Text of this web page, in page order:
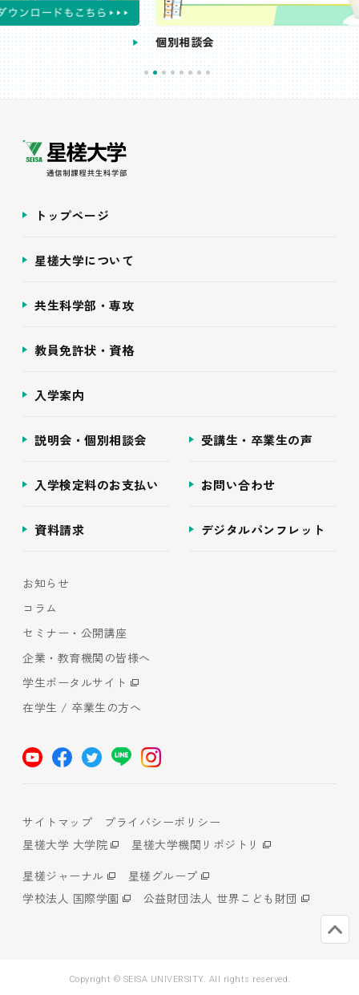
個別相談会
トップページ
星槎大学について
共生科学部・専攻
教員免許状・資格
入学案内
説明会・個別相談会 受講生・卒業生の声
入学検定料のお支払い お問い合わせ
資料請求 デジタルパンフレット
お知らせ
コラム
セミナー・公開講座
企業・教育機関の皆様へ
学生ポータルサイト
在学生 / 卒業生の方へ
サイトマップ
プライバシーポリシー
星槎大学 大学院
星槎大学機関リポジトリ
星槎ジャーナル
星槎グループ
学校法人 国際学園
公益財団法人 世界こども財団
Copyright © SEISA UNIVERSITY. All rights reserved.